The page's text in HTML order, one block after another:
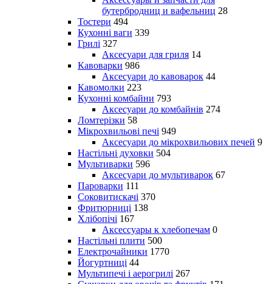
бутербродниц и вафельниц 28
Тостери 494
Кухонні ваги 339
Грилі 327
Аксесуари для гриля 14
Кавоварки 986
Аксесуари до кавоварок 44
Кавомолки 223
Кухонні комбайни 793
Аксесуари до комбайнів 274
Ломтерізки 58
Мікрохвильові печі 949
Аксесуари до мікрохвильових печей 9
Настільні духовки 504
Мультиварки 596
Аксесуари до мультиварок 67
Пароварки 111
Соковитискачі 370
Фритюрниці 138
Хлібопічі 167
Аксессуары к хлебопечам 0
Настільні плити 500
Електрочайники 1770
Йогуртниці 44
Мультипечі і аерогрилі 267